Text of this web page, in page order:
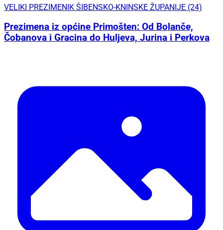
VELIKI PREZIMENIK ŠIBENSKO-KNINSKE ŽUPANIJE (24)
Prezimena iz općine Primošten: Od Bolanče,
Čobanova i Gracina do Huljeva, Jurina i Perkova